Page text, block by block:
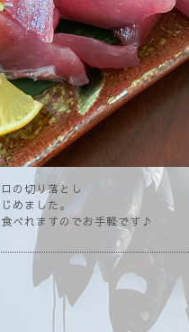
の切り落とし
めました。
べれますのでお手軽です♪